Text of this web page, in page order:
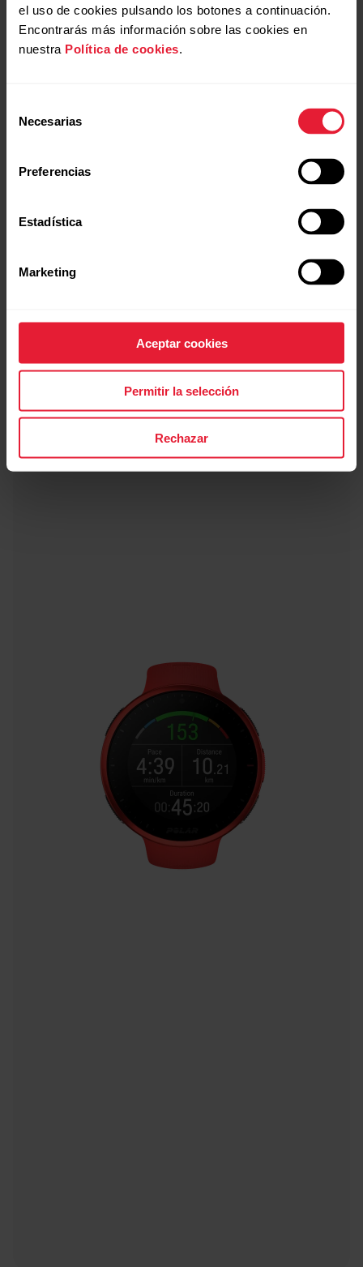
el uso de cookies pulsando los botones a continuación.
Encontrarás más información sobre las cookies en
nuestra Política de cookies.
Necesarias
Preferencias
Estadística
Marketing
Aceptar cookies
Permitir la selección
Rechazar
$499.990